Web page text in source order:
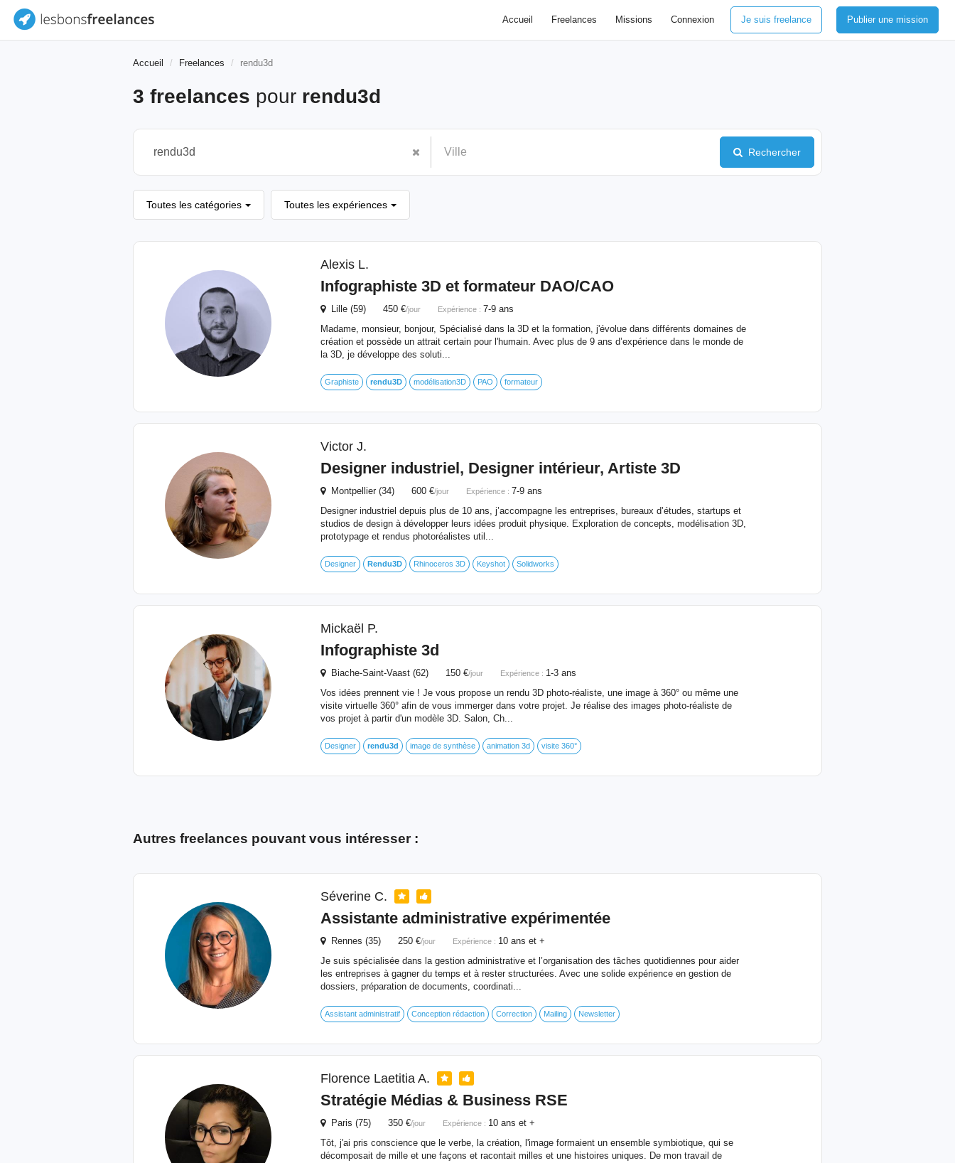
Accueil Freelances Missions Connexion Je suis freelance Publier une mission
Accueil Freelances rendu3d
3 freelances pour rendu3d
Rechercher
Toutes les catégories Toutes les expériences
Alexis L.
Infographiste 3D et formateur DAO/CAO
Lille (59) 450 €/jour Expérience : 7-9 ans
Madame, monsieur, bonjour, Spécialisé dans la 3D et la formation, j'évolue dans différents domaines de
création et possède un attrait certain pour l'humain. Avec plus de 9 ans d’expérience dans le monde de
la 3D, je développe des soluti...
Graphiste rendu3D modélisation3D PAO formateur
Victor J.
Designer industriel, Designer intérieur, Artiste 3D
Montpellier (34) 600 €/jour Expérience : 7-9 ans
Designer industriel depuis plus de 10 ans, j’accompagne les entreprises, bureaux d’études, startups et
studios de design à développer leurs idées produit physique. Exploration de concepts, modélisation 3D,
prototypage et rendus photoréalistes util...
Designer Rendu3D Rhinoceros 3D Keyshot Solidworks
Mickaël P.
Infographiste 3d
Biache-Saint-Vaast (62) 150 €/jour Expérience : 1-3 ans
Vos idées prennent vie ! Je vous propose un rendu 3D photo-réaliste, une image à 360° ou même une
visite virtuelle 360° afin de vous immerger dans votre projet. Je réalise des images photo-réaliste de
vos projet à partir d'un modèle 3D. Salon, Ch...
Designer rendu3d image de synthèse animation 3d visite 360°
Autres freelances pouvant vous intéresser :
Séverine C.
Assistante administrative expérimentée
Rennes (35) 250 €/jour Expérience : 10 ans et +
Je suis spécialisée dans la gestion administrative et l’organisation des tâches quotidiennes pour aider
les entreprises à gagner du temps et à rester structurées. Avec une solide expérience en gestion de
dossiers, préparation de documents, coordinati...
Assistant administratif Conception rédaction Correction Mailing Newsletter
Florence Laetitia A.
Stratégie Médias & Business RSE
Paris (75) 350 €/jour Expérience : 10 ans et +
Tôt, j'ai pris conscience que le verbe, la création, l'image formaient un ensemble symbiotique, qui se
décomposait de mille et une façons et racontait milles et une histoires uniques. De mon travail de